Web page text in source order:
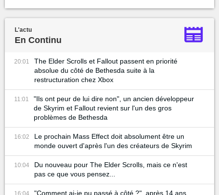
L'actu
En Continu
20:01
The Elder Scrolls et Fallout passent en priorité
absolue du côté de Bethesda suite à la
restructuration chez Xbox
11:01
"Ils ont peur de lui dire non", un ancien développeur
de Skyrim et Fallout revient sur l'un des gros
problèmes de Bethesda
16:02
Le prochain Mass Effect doit absolument être un
monde ouvert d'après l'un des créateurs de Skyrim
10:04
Du nouveau pour The Elder Scrolls, mais ce n'est
pas ce que vous pensez...
"Comment ai-je pu passé à côté ?", après 14 ans,